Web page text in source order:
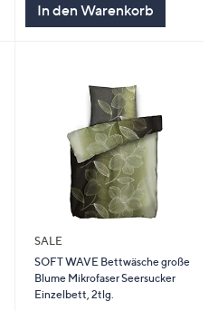
In den Warenkorb
SALE
SOFT WAVE Bettwäsche große
Blume Mikrofaser Seersucker
Einzelbett, 2tlg.